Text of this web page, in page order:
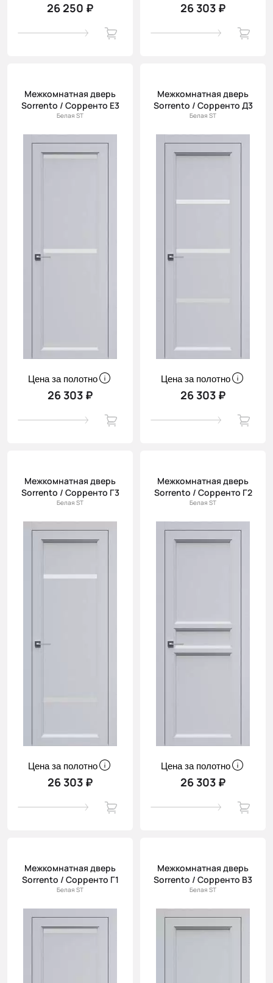
26 250 ₽ 26 303 ₽
Межкомнатная дверь
Sorrento / Сорренто Е3
Белая ST
Цена за полотно
26 303 ₽
Межкомнатная дверь
Sorrento / Сорренто Д3
Белая ST
Цена за полотно
26 303 ₽
Межкомнатная дверь
Sorrento / Сорренто Г3
Белая ST
Цена за полотно
26 303 ₽
Межкомнатная дверь
Sorrento / Сорренто Г2
Белая ST
Цена за полотно
26 303 ₽
Межкомнатная дверь
Sorrento / Сорренто Г1
Белая ST
Межкомнатная дверь
Sorrento / Сорренто В3
Белая ST